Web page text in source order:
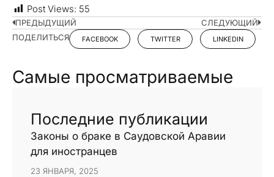
Post Views: 55
ПРЕДЫДУЩИЙ
СЛЕДУЮЩИЙ
ПОДЕЛИТЬСЯ
FACEBOOK TWITTER LINKEDIN
Самые просматриваемые
Последние публикации
Законы о браке в Саудовской Аравии
для иностранцев
23 ЯНВАРЯ, 2025